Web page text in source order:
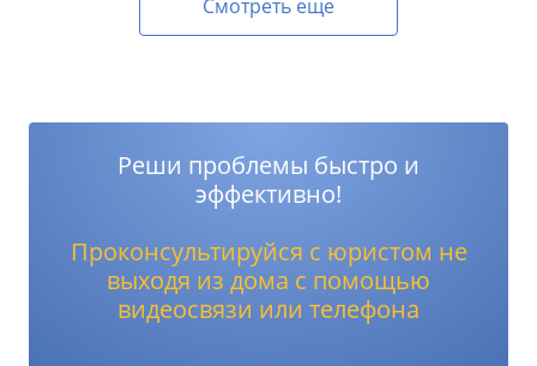
Смотреть еще
Реши проблемы быстро и
эффективно!
Проконсультируйся с юристом не
выходя из дома с помощью
видеосвязи или телефона